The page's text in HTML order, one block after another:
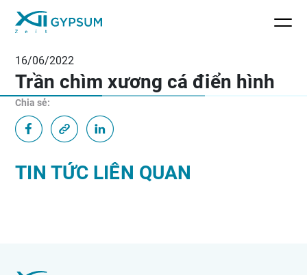
16/06/2022
Trần chìm xương cá điển hình
Chia sẻ:
TIN TỨC LIÊN QUAN